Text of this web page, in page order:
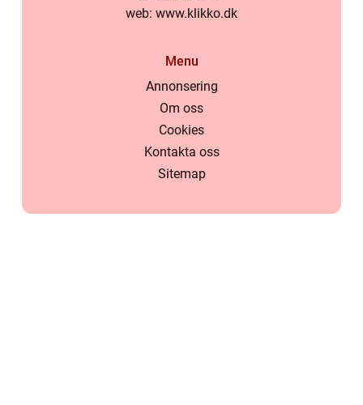
web: www.klikko.dk
Menu
Annonsering
Om oss
Cookies
Kontakta oss
Sitemap